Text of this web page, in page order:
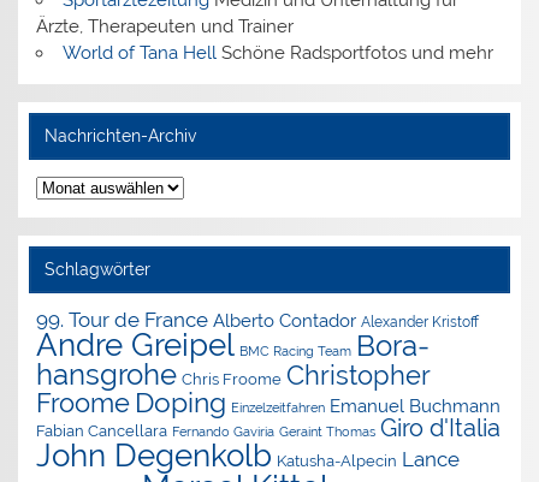
Ärzte, Therapeuten und Trainer
World of Tana HellSchöne Radsportfotos und mehr
Nachrichten-Archiv
Nachrichten-
Archiv
Schlagwörter
99. Tour de France Alberto Contador Alexander Kristoff
Andre Greipel BMC Racing Team Bora-
hansgrohe Chris Froome Christopher
Froome Doping Einzelzeitfahren Emanuel Buchmann
Fabian Cancellara Fernando Gaviria Geraint Thomas Giro d'Italia
John Degenkolb Katusha-Alpecin Lance